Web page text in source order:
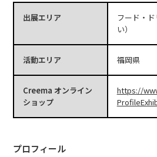
出展エリア
フード・
い）
活動エリア 福岡県
Creema オンライン
ショップ
https://
プロフィール